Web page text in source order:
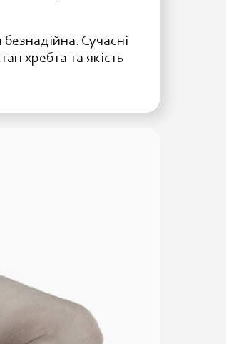
Сучасні
хребта та якість